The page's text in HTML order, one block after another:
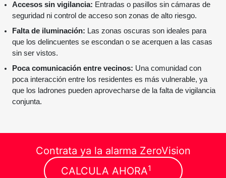
Accesos sin vigilancia: Entradas o pasillos sin cámaras de
seguridad ni control de acceso son zonas de alto riesgo.
Falta de iluminación: Las zonas oscuras son ideales para
que los delincuentes se escondan o se acerquen a las casas
sin ser vistos.
Poca comunicación entre vecinos: Una comunidad con
poca interacción entre los residentes es más vulnerable, ya
que los ladrones pueden aprovecharse de la falta de vigilancia
conjunta.
Contrata ya la alarma ZeroVision
CALCULA AHORA1